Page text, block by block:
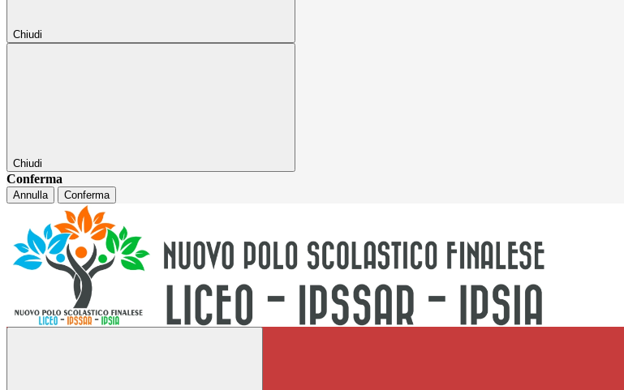
Chiudi
Chiudi
Conferma
Annulla Conferma